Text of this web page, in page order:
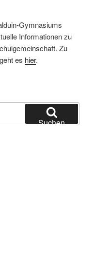
Gymnasiums
Informationen zu
Zu
geht es hier.
Suchen